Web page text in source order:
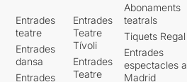
Entrades
teatre
Entrades
dansa
Entrades
Entrades
Teatre
Tívoli
Entrades
Teatre
Abonaments
teatrals
Tiquets Regal
Entrades
espectacles a
Madrid